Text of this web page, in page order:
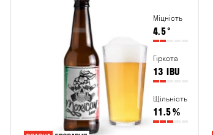
Міцність
4.5°
Гіркота
13 IBU
Щільність
11.5%